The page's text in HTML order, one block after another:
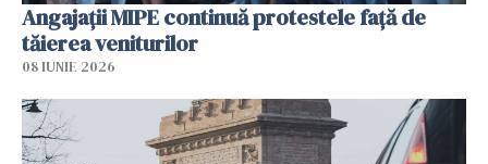
Angajaţii MIPE continuă protestele faţă de
tăierea veniturilor
08 IUNIE 2026